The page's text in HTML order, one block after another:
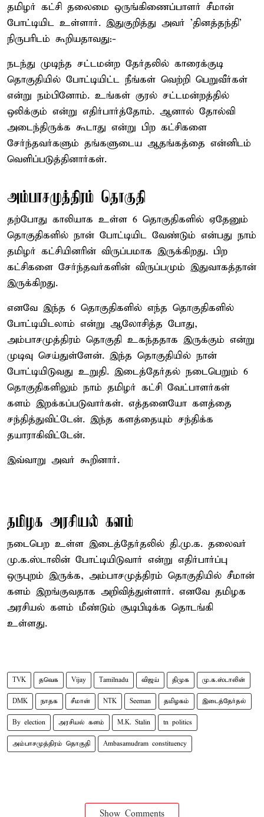
தமிழர் கட்சி தலைமை ஒருங்கிணைப்பாளர் சீமான்
போட்டியிட உள்ளார். இதுகுறித்து அவர் 'தினத்தந்தி'
நிருபரிடம் கூறியதாவது:-
நடந்து முடிந்த சட்டமன்ற தேர்தலில் காரைக்குடி
தொகுதியில் போட்டியிட்ட நீங்கள் வெற்றி பெறுவீர்கள்
என்று நம்பினோம். உங்கள் குரல் சட்டமன்றத்தில்
ஒலிக்கும் என்று எதிர்பார்த்தோம். ஆனால் தோல்வி
அடைந்திருக்க கூடாது என்று பிற கட்சிகளை
சேர்ந்தவர்களும் தங்களுடைய ஆதங்கத்தை என்னிடம்
வெளிப்படுத்தினார்கள்.
அம்பாசமுத்திரம் தொகுதி
தற்போது காலியாக உள்ள 6 தொகுதிகளில் ஏதேனும்
தொகுதிகளில் நான் போட்டியிட வேண்டும் என்பது நாம்
தமிழர் கட்சியினரின் விருப்பமாக இருக்கிறது. பிற
கட்சிகளை சேர்ந்தவர்களின் விருப்பமும் இதுவாகத்தான்
இருக்கிறது.
எனவே இந்த 6 தொகுதிகளில் எந்த தொகுதிகளில்
போட்டியிடலாம் என்று ஆலோசித்த போது,
அம்பாசமுத்திரம் தொகுதி உகந்ததாக இருக்கும் என்று
முடிவு செய்துள்ளேன். இந்த தொகுதியில் நான்
போட்டியிடுவது உறுதி. இடைத்தேர்தல் நடைபெறும் 6
தொகுதிகளிலும் நாம் தமிழர் கட்சி வேட்பாளர்கள்
களம் இறக்கப்படுவார்கள். எத்தனையோ களத்தை
சந்தித்துவிட்டேன். இந்த களத்தையும் சந்திக்க
தயாராகிவிட்டேன்.
இவ்வாறு அவர் கூறினார்.
தமிழக அரசியல் களம்
நடைபெற உள்ள இடைத்தேர்தலில் தி.மு.க. தலைவர்
மு.க.ஸ்டாலின் போட்டியிடுவார் என்று எதிர்பார்ப்பு
ஒருபுறம் இருக்க, அம்பாசமுத்திரம் தொகுதியில் சீமான்
களம் இறங்குவதாக அறிவித்துள்ளார். எனவே தமிழக
அரசியல் களம் மீண்டும் சூடிபிடிக்க தொடங்கி
உள்ளது.
TVK தவெக Vijay Tamilnadu விஜய் திமுக மு.க.ஸ்டாலின்
DMK நாதக சீமான் NTK Seeman தமிழகம் இடைத்தேர்தல்
By election அரசியல் களம் M.K. Stalin tn politics
அம்பாசமுத்திரம் தொகுதி Ambasamudram constituency
Show Comments